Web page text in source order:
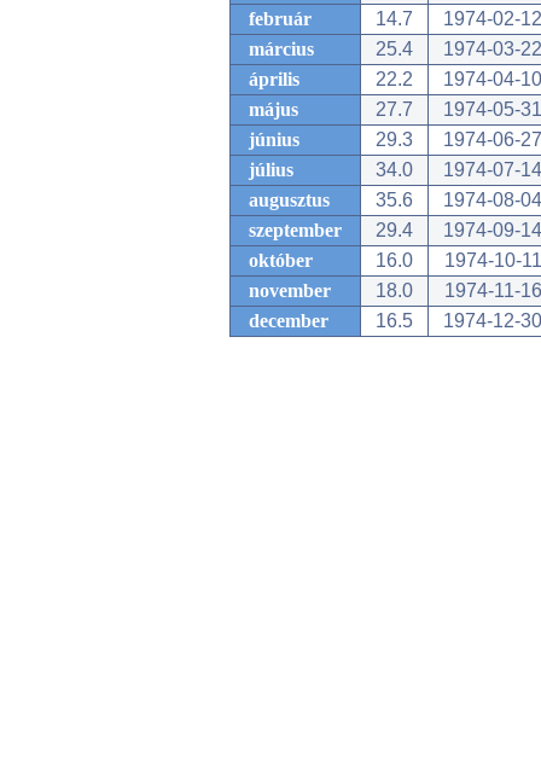
február
14.7
1974-02-12
március
25.4
1974-03-22
április
22.2
1974-04-10
május
27.7
1974-05-31
június
29.3
1974-06-27
július
34.0
1974-07-14
augusztus
35.6
1974-08-04
szeptember
29.4
1974-09-14
október
16.0
1974-10-11
november
18.0
1974-11-16
december
16.5 1974-12-30